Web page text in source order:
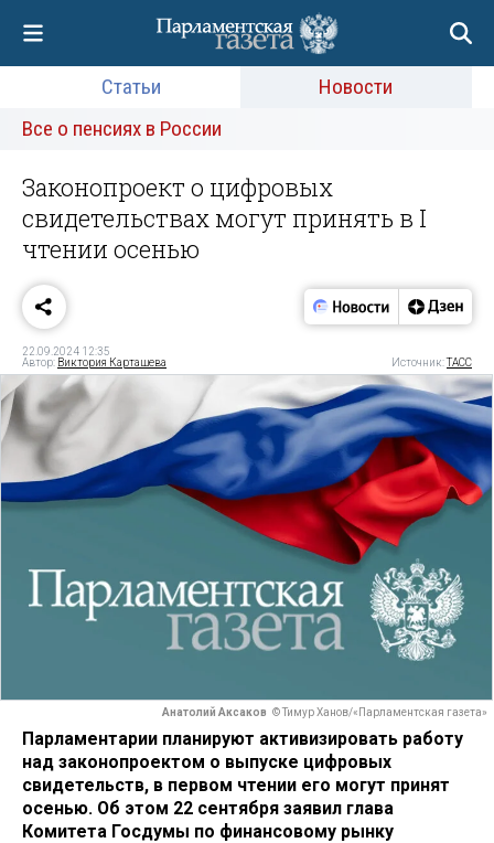
Статьи
Новости
Все о пенсиях в России
Законопроект о цифровых
свидетельствах могут принять в I
чтении осенью
22.09.2024 12:35
Автор: Виктория Карташева Источник:ТАСС
Анатолий Аксаков © Тимур Ханов/«Парламентская газета»
Парламентарии планируют активизировать работу
над законопроектом о выпуске цифровых
свидетельств, в первом чтении его могут принят
осенью. Об этом 22 сентября заявил глава
Комитета Госдумы по финансовому рынку